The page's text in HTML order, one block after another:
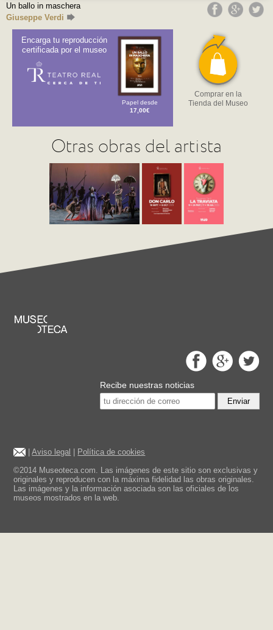
Un ballo in maschera
Giuseppe Verdi
Encarga tu reproducción
certificada por el museo
Papel desde
17,00€
Comprar en la
Tienda del Museo
Otras obras del artista
Recibe nuestras noticias
Enviar
|Aviso legal | Política de cookies
©2014 Museoteca.com. Las imágenes de este sitio son exclusivas y
originales y reproducen con la máxima fidelidad las obras originales.
Las imágenes y la información asociada son las oficiales de los
museos mostrados en la web.